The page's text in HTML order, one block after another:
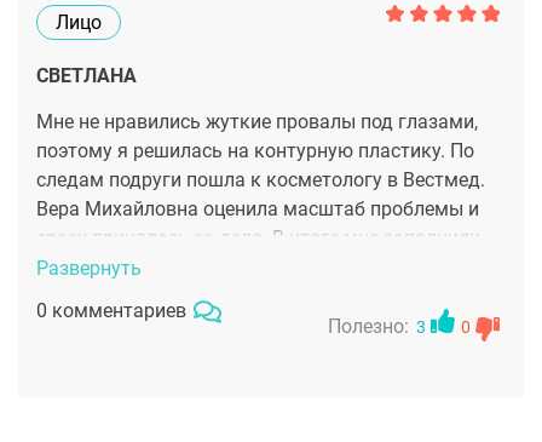
Лицо
СВЕТЛАНА
Мне не нравились жуткие провалы под глазами,
поэтому я решилась на контурную пластику. По
следам подруги пошла к косметологу в Вестмед.
Вера Михайловна оценила масштаб проблемы и
сразу принялась за дело. В итоге мне заполнили
подглазничную область 3 мл филлера и
восполнили объем средней зоны лица. Итог
понравился, лицо стало моложе и приятнее, без
Развернуть
0 комментариев
Полезно: 3 0